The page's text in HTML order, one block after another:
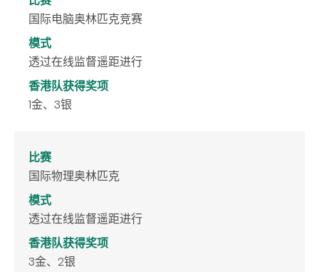
国际电脑奥林匹克竞赛
模式
透过在线监督遥距进行
香港队获得奖项
1金、3银
比赛
国际物理奥林匹克
模式
透过在线监督遥距进行
香港队获得奖项
3金、2银